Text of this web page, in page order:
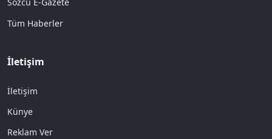
Tüm Haberler
İletişim
İletişim
Künye
Reklam Ver